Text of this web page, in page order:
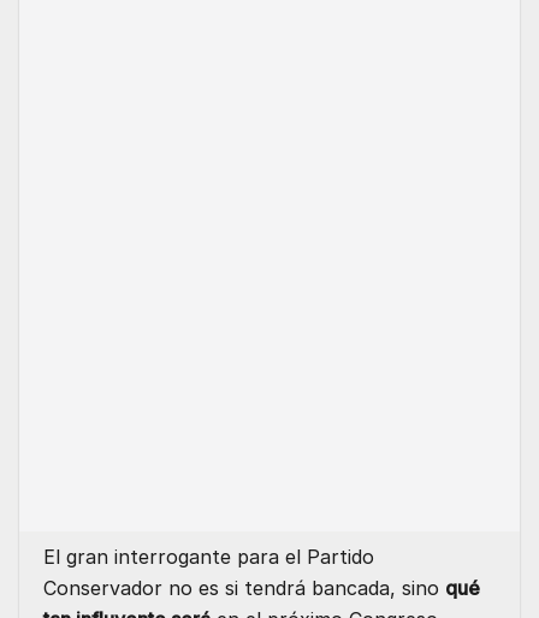
El gran interrogante para el Partido
Conservador no es si tendrá bancada, sino qué